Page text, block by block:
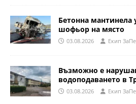
Бетонна мантинела
шофьор на място
03.08.2026 Eкип
Възможно е
водоподаването в
03.08.2026 Eкип